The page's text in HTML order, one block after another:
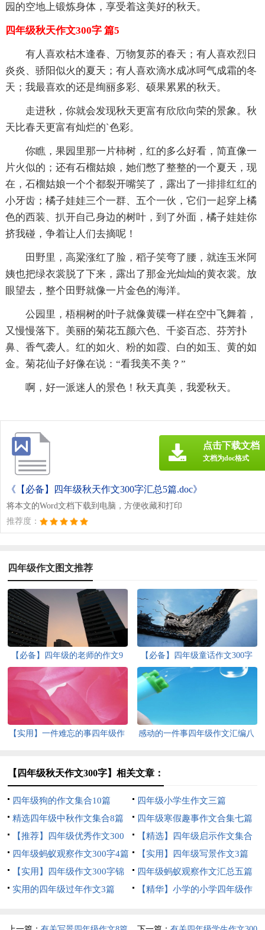
园的空地上锻炼身体，享受着这美好的秋天。
四年级秋天作文300字 篇5
有人喜欢枯木逢春、万物复苏的春天；有人喜欢烈日
炎炎、骄阳似火的夏天；有人喜欢滴水成冰呵气成霜的冬
天；我最喜欢的还是绚丽多彩、硕果累累的秋天。
走进秋，你就会发现秋天更富有欣欣向荣的景象。秋
天比春天更富有灿烂的`色彩。
你瞧，果园里那一片柿树，红的多么好看，简直像一
片火似的；还有石榴姑娘，她们憋了整整的一个夏天，现
在，石榴姑娘一个个都裂开嘴笑了，露出了一排排红红的
小牙齿；橘子娃娃三个一群、五个一伙，它们一起穿上橘
色的西装、扒开自己身边的树叶，到了外面，橘子娃娃你
挤我碰，争着让人们去摘呢！
田野里，高粱涨红了脸，稻子笑弯了腰，就连玉米阿
姨也把绿衣裳脱了下来，露出了那金光灿灿的黄衣裳。放
眼望去，整个田野就像一片金色的海洋。
公园里，梧桐树的叶子就像黄碟一样在空中飞舞着，
又慢慢落下。美丽的菊花五颜六色、千姿百态、芬芳扑
鼻、香气袭人。红的如火、粉的如霞、白的如玉、黄的如
金。菊花仙子好像在说：“看我美不美？”
啊，好一派迷人的景色！秋天真美，我爱秋天。
《【必备】四年级秋天作文300字汇总5篇.doc》
将本文的Word文档下载到电脑，方便收藏和打印
推荐度：
点击下载文档
文档为doc格式
四年级作文图文推荐
【必备】四年级的老师的作文9
篇
【必备】四年级童话作文300字
集锦10篇
【实用】一件难忘的事四年级作
感动的一件事四年级作文汇编八
【四年级秋天作文300字】相关文章：
四年级狗的作文集合10篇
四年级小学生作文三篇
精选四年级中秋作文集合8篇
四年级寒假趣事作文合集七篇
【推荐】四年级优秀作文300
字汇编9篇
【精选】四年级启示作文集合
8篇
四年级蚂蚁观察作文300字4篇
【实用】四年级写景作文3篇
【实用】四年级作文300字锦
集5篇
四年级蚂蚁观察作文汇总五篇
实用的四年级过年作文3篇
【精华】小学的小学四年级作